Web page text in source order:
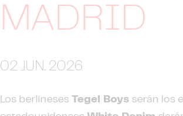
MADRID
02 JUN. 2026
Los berlinesesTegel Boys serán los